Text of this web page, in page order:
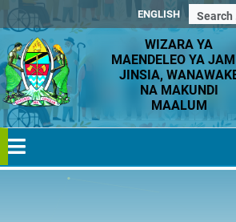
ENGLISH
WIZARA YA
MAENDELEO YA
JINSIA,
NA MAKUNDI
MAALUM